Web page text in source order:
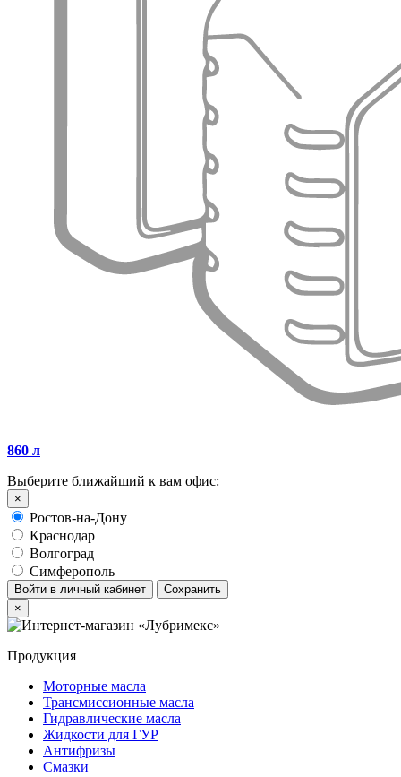
860 л
Выберите ближайший к вам офис:
×
Ростов-на-Дону
Краснодар
Волгоград
Симферополь
Войти в личный кабинет
Сохранить
×
Продукция
Моторные масла
Трансмиссионные масла
Гидравлические масла
Жидкости для ГУР
Антифризы
Смазки